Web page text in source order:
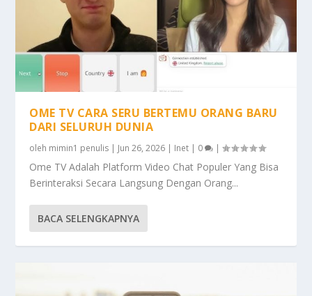
OME TV CARA SERU BERTEMU ORANG BARU
DARI SELURUH DUNIA
oleh mimin1 penulis | Jun 26, 2026 | Inet | 0 |
Ome TV Adalah Platform Video Chat Populer Yang Bisa
Berinteraksi Secara Langsung Dengan Orang...
BACA SELENGKAPNYA